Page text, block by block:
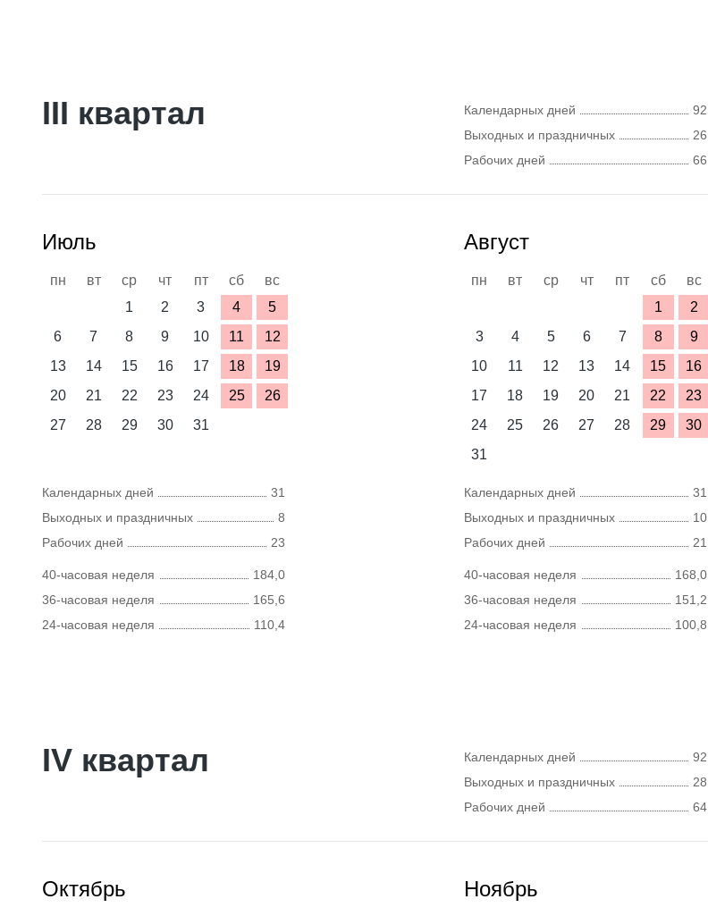
III квартал Календарных дней
92
Выходных и праздничных
26
Рабочих дней
66
Июль
пн вт ср чт пт сб
вс
1
2 3 4
5
6
7 8 9 10 11
12
13
14 15 16 17 18
19
20
21 22 23 24 25
26
27
28 29 30 31
Календарных дней
31
Выходных и праздничных
8
Рабочих дней
23
40-часовая неделя
184,0
36-часовая неделя
165,6
24-часовая неделя
110,4
Август
пн вт ср чт пт сб
вс
1
2
3
4 5 6 7 8
9
10
11 12 13 14 15
16
17
18 19 20 21 22
23
24
25 26 27 28 29
30
31
Календарных дней
31
Выходных и праздничных
10
Рабочих дней
21
40-часовая неделя
168,0
36-часовая неделя
151,2
24-часовая неделя
100,8
IV квартал Календарных дней
92
Выходных и праздничных
28
Рабочих дней
64
Октябрь Ноябрь